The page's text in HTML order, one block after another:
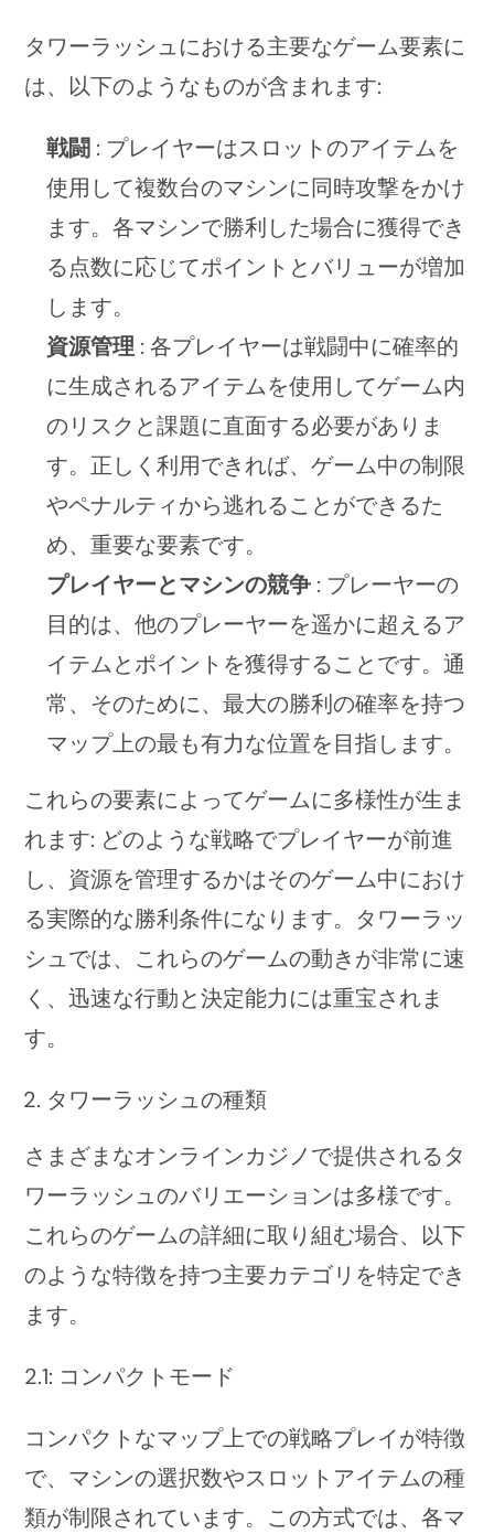
タワーラッシュにおける主要なゲーム要素に
は、以下のようなものが含まれます:
戦闘 : プレイヤーはスロットのアイテムを
使用して複数台のマシンに同時攻撃をかけ
ます。各マシンで勝利した場合に獲得でき
る点数に応じてポイントとバリューが増加
します。
資源管理 : 各プレイヤーは戦闘中に確率的
に生成されるアイテムを使用してゲーム内
のリスクと課題に直面する必要がありま
す。正しく利用できれば、ゲーム中の制限
やペナルティから逃れることができるた
め、重要な要素です。
プレイヤーとマシンの競争 : プレーヤーの
目的は、他のプレーヤーを遥かに超えるア
イテムとポイントを獲得することです。通
常、そのために、最大の勝利の確率を持つ
マップ上の最も有力な位置を目指します。
これらの要素によってゲームに多様性が生ま
れます: どのような戦略でプレイヤーが前進
し、資源を管理するかはそのゲーム中におけ
る実際的な勝利条件になります。タワーラッ
シュでは、これらのゲームの動きが非常に速
く、迅速な行動と決定能力には重宝されま
す。
タワーラッシュの種類
さまざまなオンラインカジノで提供されるタ
ワーラッシュのバリエーションは多様です。
これらのゲームの詳細に取り組む場合、以下
のような特徴を持つ主要カテゴリを特定でき
ます。
2.1: コンパクトモード
コンパクトなマップ上での戦略プレイが特徴
で、マシンの選択数やスロットアイテムの種
類が制限されています。この方式では、各マ